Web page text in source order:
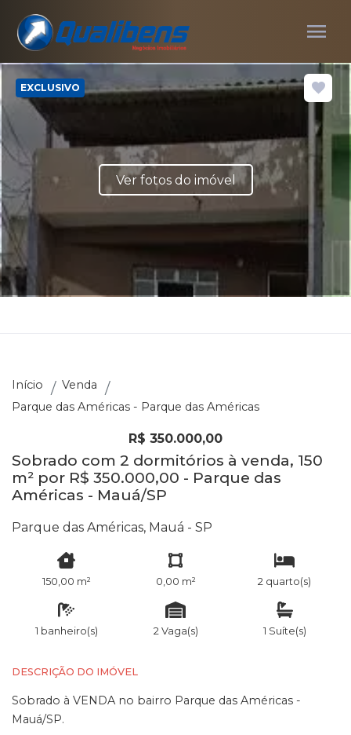
menu
EXCLUSIVO
Ver fotos do imóvel
Início
Venda
Parque das Américas - Parque das Américas
R$ 350.000,00
Sobrado com 2 dormitórios à venda, 150
m² por R$ 350.000,00 - Parque das
Américas - Mauá/SP
Parque das Américas, Mauá - SP
150,00 m² 0,00 m² 2 quarto(s)
1 banheiro(s) 2 Vaga(s) 1 Suíte(s)
DESCRIÇÃO DO IMÓVEL
Sobrado à VENDA no bairro Parque das Américas -
Mauá/SP.